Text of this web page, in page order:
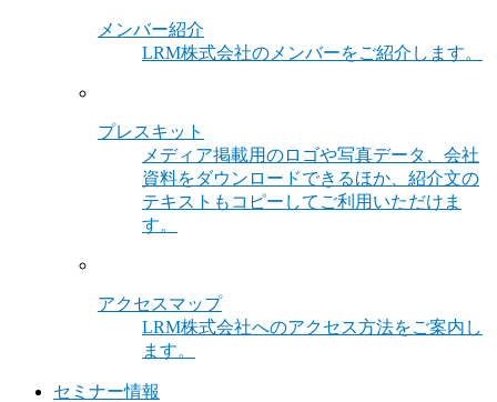
メンバー紹介
LRM株式会社のメンバーをご紹介します。
プレスキット
メディア掲載用のロゴや写真データ、会社
資料をダウンロードできるほか、紹介文の
テキストもコピーしてご利用いただけま
す。
アクセスマップ
LRM株式会社へのアクセス方法をご案内し
ます。
セミナー情報